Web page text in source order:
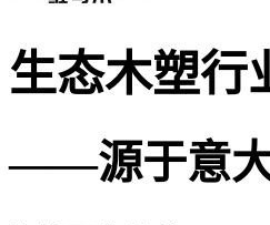
生态木塑行
——源于意